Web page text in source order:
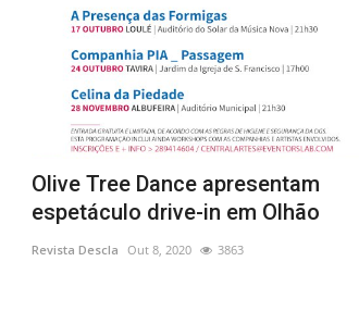
Olive Tree Dance apresentam
espetáculo drive-in em Olhão
Revista Descla Out 8, 2020 3863